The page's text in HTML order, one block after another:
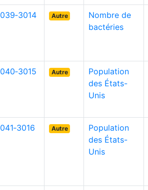
039‑3014 Autre
Nombre de
bactéries
040‑3015 Autre
Population
des États-
Unis
041‑3016 Autre
Population
des États-
Unis